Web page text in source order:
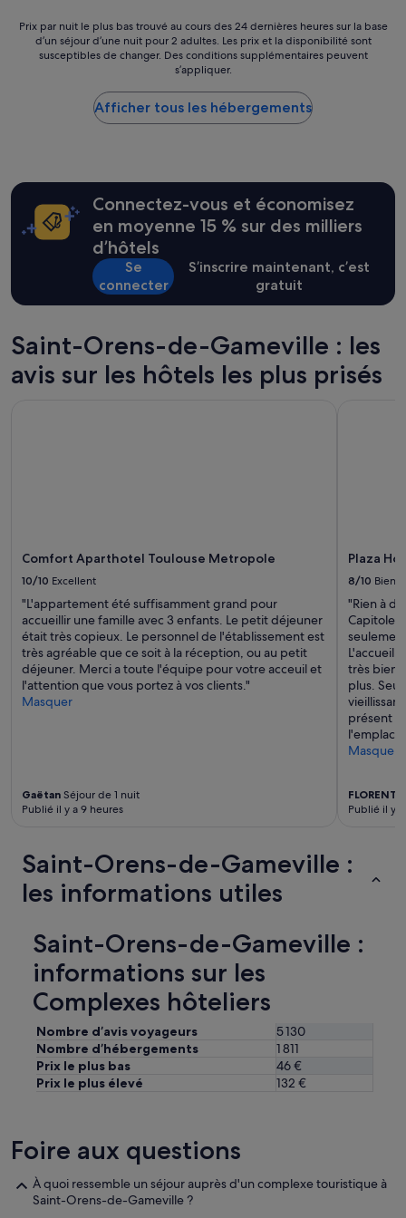
j
.
Prix
24 dernières
heures
d’une
pour
2 adultes.
Les
prix
peuvent
s’appliquer.
Prix par nuit le plus bas trouvé au cours des 24 dernières heures sur la base
d’un séjour d’une nuit pour 2 adultes. Les prix et la disponibilité sont
susceptibles de changer. Des conditions supplémentaires peuvent
s’appliquer.
Afficher tous les hébergements
Connectez-vous et économisez
en moyenne 15 % sur des milliers
d’hôtels
Se
connecter
S’inscrire maintenant, c’est
gratuit
Saint-Orens-de-Gameville : les
avis sur les hôtels les plus prisés
Comfort Aparthotel Toulouse Metropole
10/10 Excellent
"L'appartement été suffisamment grand pour
accueillir une famille avec 3 enfants. Le petit déjeuner
était très copieux. Le personnel de l'établissement est
très agréable que ce soit à la réception, ou au petit
déjeuner. Merci a toute l'équipe pour votre acceuil et
l'attention que vous portez à vos clients."
Masquer
Gaëtan Séjour de 1 nuit
Publié il y a 9 heures
Plaza
8/10 Bien
"Rien à
Capitole.
L'accueil
très bien,
plus.
présent
Masquer
FLORENT
Publié il y
Saint-Orens-de-Gameville :
les informations utiles
Saint-Orens-de-Gameville :
informations sur les
Complexes hôteliers
Nombre d’avis voyageurs
5 130
Nombre d’hébergements
1 811
Prix le plus bas
46 €
Prix le plus élevé
132 €
Foire aux questions
À quoi ressemble un séjour auprès d'un complexe touristique à
Saint-Orens-de-Gameville ?